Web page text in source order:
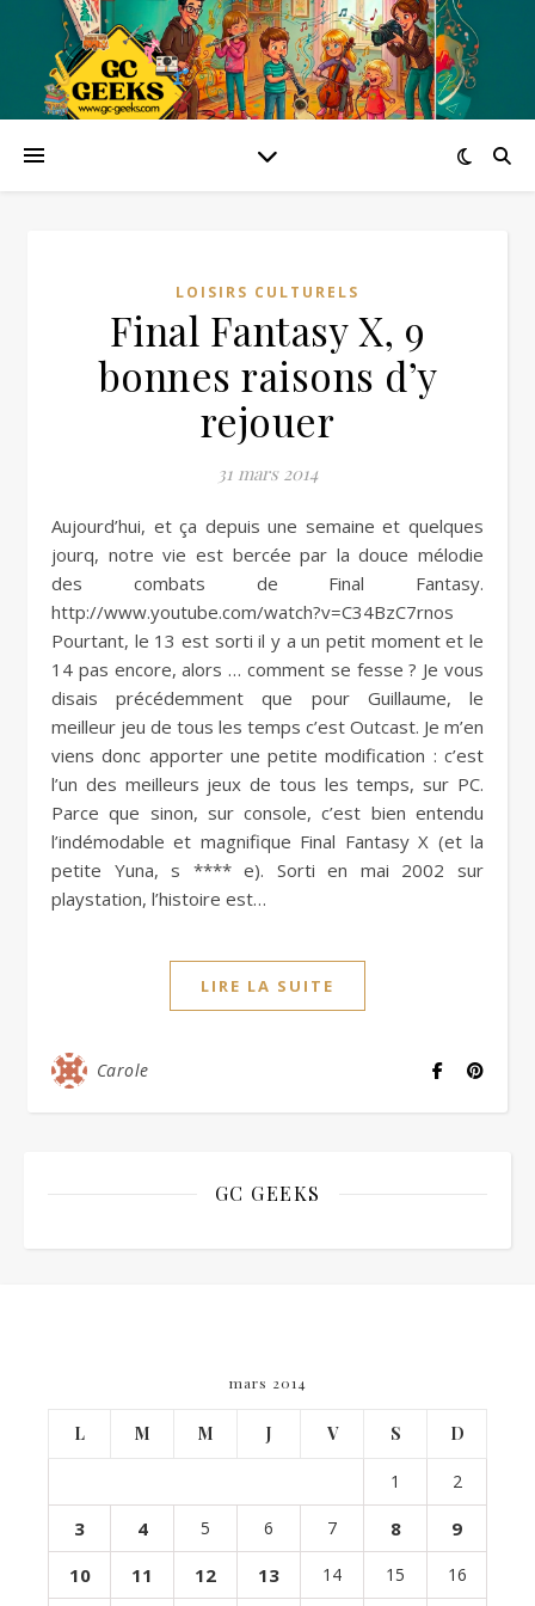
LOISIRS CULTURELS
Final Fantasy X, 9
bonnes raisons d’y
rejouer
31 mars 2014
Aujourd’hui, et ça depuis une semaine et quelques
jourq, notre vie est bercée par la douce mélodie
des combats de Final Fantasy.
http://www.youtube.com/watch?v=C34BzC7rnos
Pourtant, le 13 est sorti il y a un petit moment et le
14 pas encore, alors … comment se fesse ? Je vous
disais précédemment que pour Guillaume, le
meilleur jeu de tous les temps c’est Outcast. Je m’en
viens donc apporter une petite modification : c’est
l’un des meilleurs jeux de tous les temps, sur PC.
Parce que sinon, sur console, c’est bien entendu
l’indémodable et magnifique Final Fantasy X (et la
petite Yuna, s **** e). Sorti en mai 2002 sur
playstation, l’histoire est…
LIRE LA SUITE
Carole
GC GEEKS
mars 2014
L M M J V S D
1 2
3 4 5 6 7 8
9
10
11 12 13 14 15 16